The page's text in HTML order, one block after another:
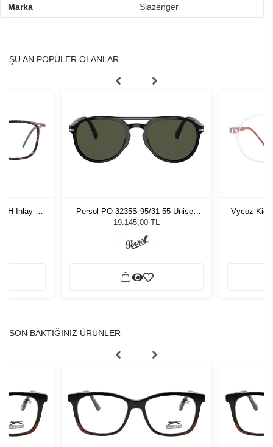
Marka Slazenger
ŞU AN POPÜLER OLANLAR
H-Inlay 53-
Persol PO 3235S 95/31 55 Unisex
Güneş Gözlüğü
19.145,00 TL
Vycoz Kids
SON BAKTIĞINIZ ÜRÜNLER